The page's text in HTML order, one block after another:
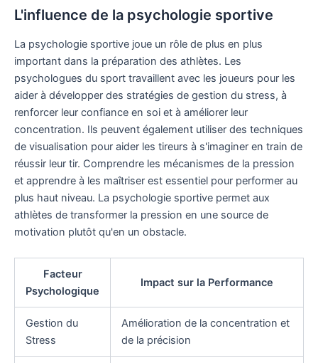
L'influence de la psychologie sportive
La psychologie sportive joue un rôle de plus en plus
important dans la préparation des athlètes. Les
psychologues du sport travaillent avec les joueurs pour les
aider à développer des stratégies de gestion du stress, à
renforcer leur confiance en soi et à améliorer leur
concentration. Ils peuvent également utiliser des techniques
de visualisation pour aider les tireurs à s'imaginer en train de
réussir leur tir. Comprendre les mécanismes de la pression
et apprendre à les maîtriser est essentiel pour performer au
plus haut niveau. La psychologie sportive permet aux
athlètes de transformer la pression en une source de
motivation plutôt qu'en un obstacle.
Facteur
Psychologique
Impact sur la Performance
Gestion du
Stress
Amélioration de la concentration et
de la précision